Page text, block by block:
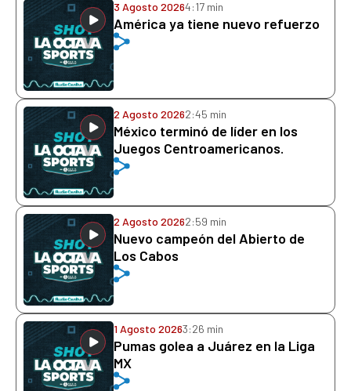
3 Agosto 20264:17 min
América ya tiene nuevo refuerzo
2 Agosto 20262:45 min
México terminó de líder en los
Juegos Centroamericanos.
2 Agosto 20262:59 min
Nuevo campeón del Abierto de
Los Cabos
1 Agosto 20263:26 min
Pumas golea a Juárez en la Liga
MX